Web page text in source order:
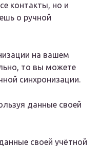
контакты, но и
о ручной
на вашем
то вы можете
синхронизации.
данные своей
своей учётной